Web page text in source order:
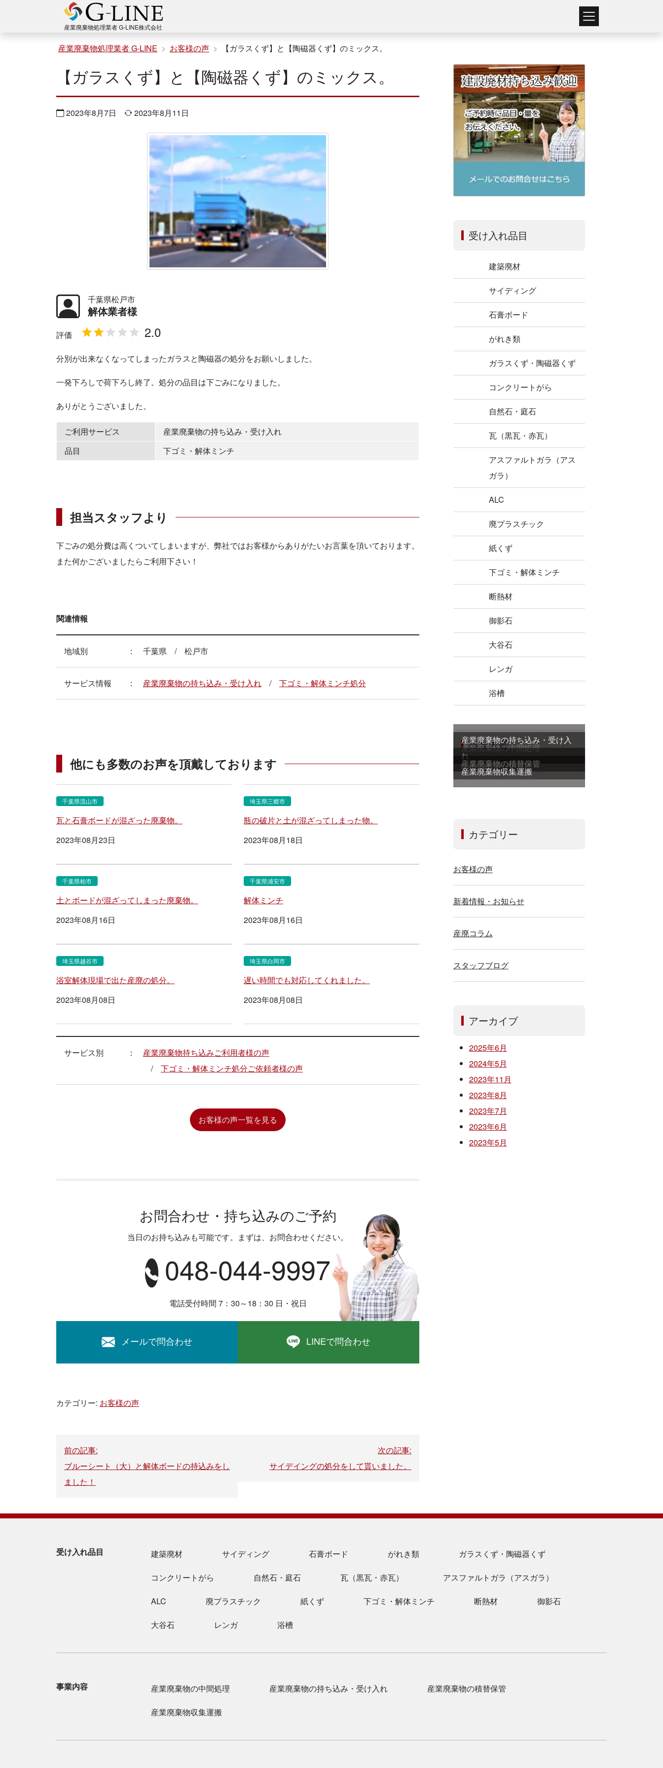
産業廃棄物処理業者 G-LINE株式会社
産業廃棄物処理業者 G-LINE お客様の声 【ガラスくず】と【陶磁器くず】のミックス。
【ガラスくず】と【陶磁器くず】のミックス。
2023年8月7日 2023年8月11日
千葉県松戸市
解体業者様
評価
分別が出来なくなってしまったガラスと陶磁器の処分をお願いしました。
一発下ろしで荷下ろし終了。処分の品目は下ごみになりました。
ありがとうございました。
ご利用サービス
産業廃棄物の持ち込み・受け入れ
品目
下ゴミ・解体ミンチ
担当スタッフより
下ごみの処分費は高くついてしまいますが、弊社ではお客様からありがたいお言葉を頂いております。
また何かございましたらご利用下さい！
関連情報
地域別 千葉県 松戸市
サービス情報 産業廃棄物の持ち込み・受け入れ 下ゴミ・解体ミンチ処分
他にも多数のお声を頂戴しております
千葉県流山市
瓦と石膏ボードが混ざった廃棄物。
2023年08月23日
埼玉県三郷市
瓶の破片と土が混ざってしまった物。
2023年08月18日
千葉県柏市
土とボードが混ざってしまった廃棄物。
2023年08月16日
千葉県浦安市
解体ミンチ
2023年08月16日
埼玉県越谷市
浴室解体現場で出た産廃の処分。
2023年08月08日
埼玉県白岡市
遅い時間でも対応してくれました。
2023年08月08日
サービス別
産業廃棄物持ち込みご利用者様の声
下ゴミ・解体ミンチ処分ご依頼者様の声
お客様の声一覧を見る
お問合わせ・持ち込みのご予約
当日のお持ち込みも可能です。まずは、お問合わせください。
048-044-9997
電話受付時間 7：30～18：30 日・祝日
メールで問合わせ LINEで問合わせ
カテゴリー: お客様の声
稿
ナ
ビ
ー
ョ
前の記事:
ブルーシート（大）と解体ボードの持込みをし
ました！
次の記事:
サイデイングの処分をして貰いました。
受け入れ品目
建築廃材
サイディング
石膏ボード
がれき類
ガラスくず・陶磁器くず
コンクリートがら
自然石・庭石
瓦（黒瓦・赤瓦）
アスファルトガラ（アス
ガラ）
ALC
廃プラスチック
紙くず
下ゴミ・解体ミンチ
断熱材
御影石
大谷石
レンガ
浴槽
事業内容
産業廃棄物の中間処理
産業廃棄物の持ち込み・受け入
れ
産業廃棄物の積替保管
産業廃棄物収集運搬
カテゴリー
お客様の声
新着情報・お知らせ
産廃コラム
スタッフブログ
アーカイブ
2025年6月
2024年5月
2023年11月
2023年8月
2023年7月
2023年6月
2023年5月
受け入れ品目 建築廃材 サイディング 石膏ボード がれき類 ガラスくず・陶磁器くず
コンクリートがら 自然石・庭石 瓦（黒瓦・赤瓦） アスファルトガラ（アスガラ）
ALC 廃プラスチック 紙くず 下ゴミ・解体ミンチ 断熱材 御影石
大谷石 レンガ 浴槽
事業内容 産業廃棄物の中間処理 産業廃棄物の持ち込み・受け入れ 産業廃棄物の積替保管
産業廃棄物収集運搬